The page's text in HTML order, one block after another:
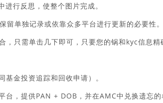
行反思，使整个图片完成。
单独记录或依靠众多平台进行更新的必要性。
，只需单击几下即可，只要您的锅和kyc信息精
金投资追踪和回收申请）。
，提供PAN + DOB，并在AMC中兑换遗忘的